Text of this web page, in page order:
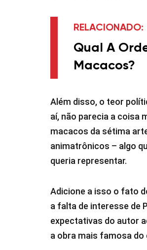
RELACIONADO:
Qual A
Macacos?
Além disso, o teor
aí, não parecia a coisa
macacos da sétima
animatrônicos – algo
queria representar.
Adicione a isso o fato
a falta de interesse de
expectativas do autor
a obra mais famosa do